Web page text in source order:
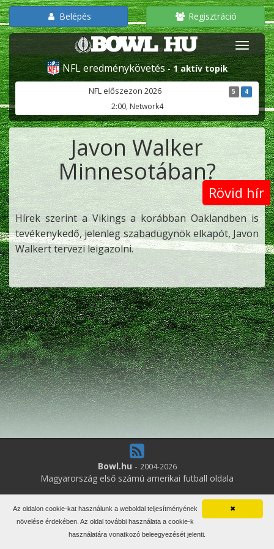
Belépés Regisztráció
NFL eredménykövetés -1 aktív topik
NFL előszezon 2026 5 4
2:00, Network4
Javon Walker
Minnesotában?
Rövid hír
Hírek szerint a Vikings a korábban Oaklandben is
tevékenykedő, jelenleg szabadügynök elkapót, Javon
Walkert tervezi leigazolni.
Bowl.hu - 2004-2026
Magyarország első számú amerikai futball oldala
1
online felhasználó
Minden jog fenntartva. Írott anyagok újraközlése csak a szerző
engedélyével.
Impresszum
✖
Az oldalon cookie-kat használunk a weboldal teljesítményének
növelése érdekében. Az oldal további használata a cookie-k
használatára vonatkozó beleegyezését jelenti.